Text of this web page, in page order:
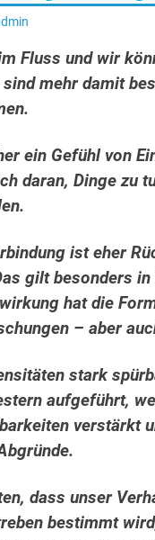
Fluss und wir
mehr damit
ein Gefühl von
daran, Dinge zu
ist eher
gilt besonders
hat die
– aber
stark
aufgeführt,
verstärkt
dass unser
bestimmt